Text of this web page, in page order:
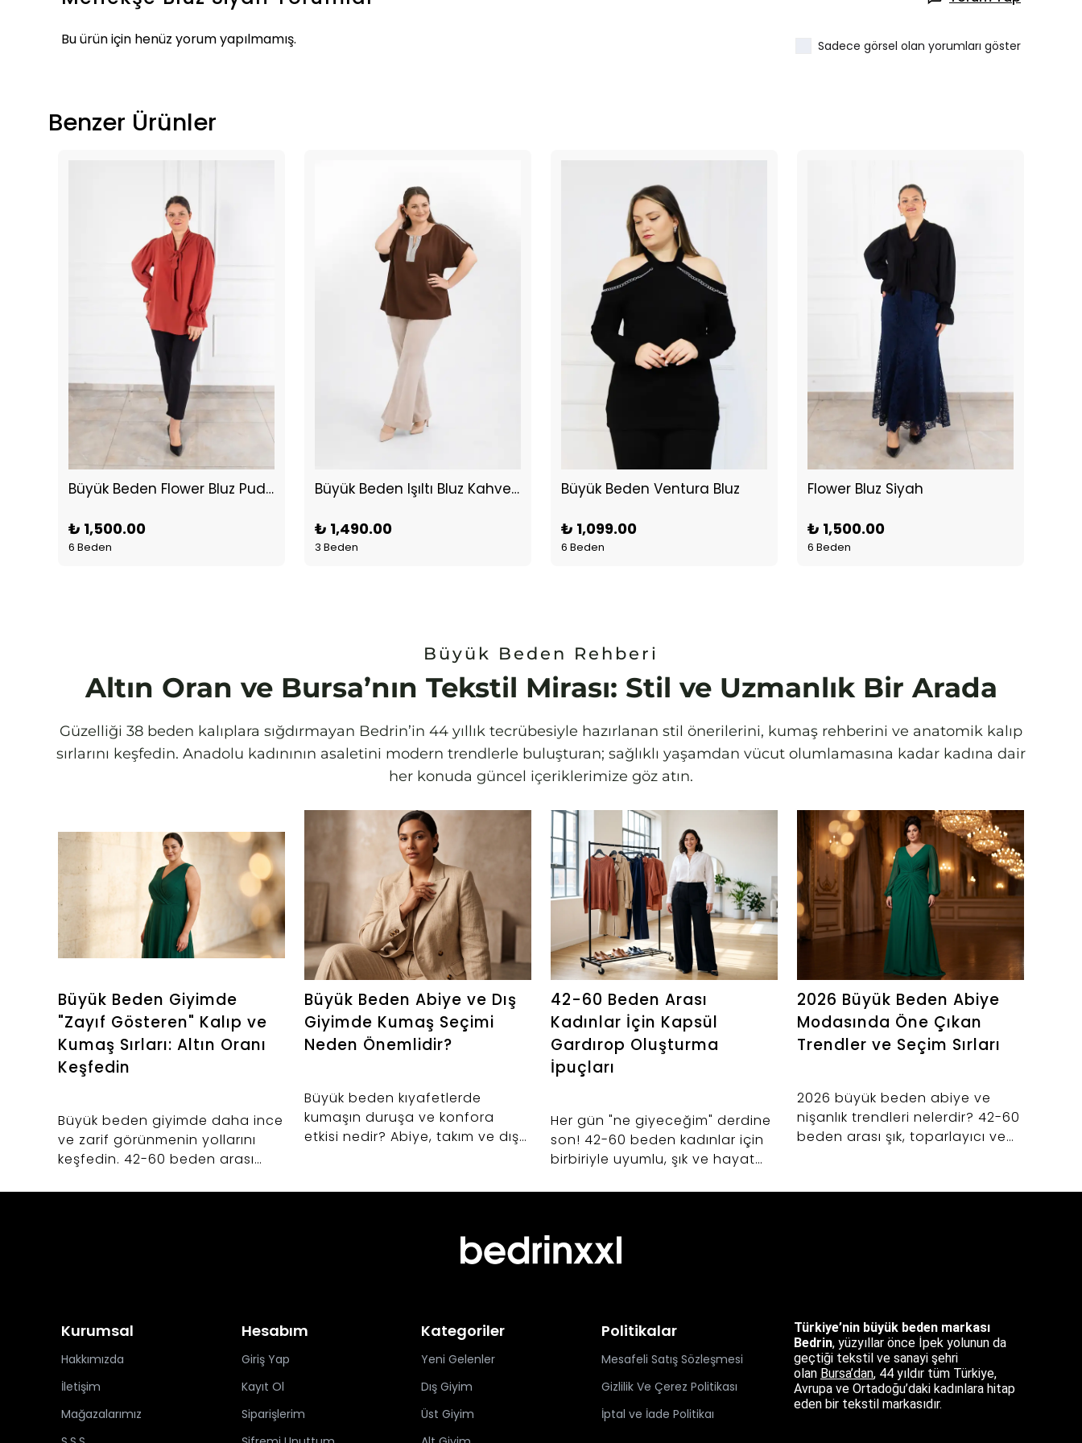
Bu ürün için henüz yorum yapılmamış. Sadece görsel olan yorumları göster
Benzer Ürünler
Büyük Beden Flower Bluz Pudra
₺ 1,500.00
6 Beden
Büyük Beden Işıltı Bluz Kahverengi
₺ 1,490.00
3 Beden
Büyük Beden Ventura Bluz
₺ 1,099.00
6 Beden
Flower Bluz Siyah
₺ 1,500.00
6 Beden
Büyük Beden Rehberi
Altın Oran ve Bursa’nın Tekstil Mirası: Stil ve Uzmanlık Bir Arada
Güzelliği 38 beden kalıplara sığdırmayan Bedrin’in 44 yıllık tecrübesiyle hazırlanan stil önerilerini, kumaş rehberini ve anatomik kalıp
sırlarını keşfedin. Anadolu kadınının asaletini modern trendlerle buluşturan; sağlıklı yaşamdan vücut olumlamasına kadar kadına dair
her konuda güncel içeriklerimize göz atın.
Büyük Beden Giyimde
"Zayıf Gösteren" Kalıp ve
Kumaş Sırları: Altın Oranı
Keşfedin
Büyük beden giyimde daha ince
ve zarif görünmenin yollarını
keşfedin. 42-60 beden arası
uygun kalıp uzmanlığı, kumaş
Büyük Beden Abiye ve Dış
Giyimde Kumaş Seçimi
Neden Önemlidir?
Büyük beden kıyafetlerde
kumaşın duruşa ve konfora
etkisi nedir? Abiye, takım ve dış
42-60 Beden Arası
Kadınlar İçin Kapsül
Gardırop Oluşturma
İpuçları
Her gün "ne giyeceğim" derdine
son! 42-60 beden kadınlar için
birbiriyle uyumlu, şık ve hayat
oluşturmanın sırlarını keşfedin.
2026 Büyük Beden Abiye
Modasında Öne Çıkan
Trendler ve Seçim Sırları
2026 büyük beden abiye ve
nişanlık trendleri nelerdir? 42-60
beden arası şık, toparlayıcı ve
Kurumsal
Hakkımızda
İletişim
Mağazalarımız
Hesabım
Giriş Yap
Kayıt Ol
Siparişlerim
Kategoriler
Yeni Gelenler
Dış Giyim
Üst Giyim
Politikalar
Mesafeli Satış Sözleşmesi
Gizlilik Ve Çerez Politikası
İptal ve İade Politikaı
Türkiye’nin büyük beden markası
Bedrin, yüzyıllar önce İpek yolunun da
geçtiği tekstil ve sanayi şehri
olan Bursa’dan, 44 yıldır tüm Türkiye,
Avrupa ve Ortadoğu’daki kadınlara hitap
eden bir tekstil markasıdır.